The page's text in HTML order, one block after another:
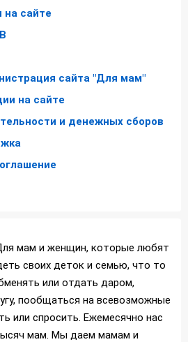
на сайте
сайта "Для мам"
на сайте
и денежных сборов
мам и женщин, которые любят
своих деток и семью, что то
или отдать даром,
пообщаться на всевозможные
или спросить. Ежемесячно нас
мам. Мы даем мамам и